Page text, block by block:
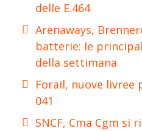
delle E.464
Arenaways,
batterie: le
della settimana
Forail, nuove livree
041
SNCF, Cma Cgm si